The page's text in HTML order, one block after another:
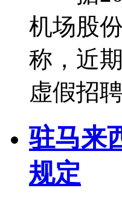
机场股
称，近
虚假招
驻马来
规定